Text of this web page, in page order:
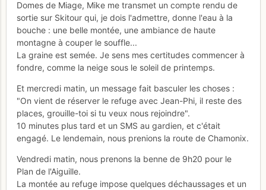
Domes de Miage, Mike me transmet un compte rendu de
sortie sur Skitour qui, je dois l'admettre, donne l'eau à la
bouche : une belle montée, une ambiance de haute
montagne à couper le souffle...
La graine est semée. Je sens mes certitudes commencer à
fondre, comme la neige sous le soleil de printemps.
Et mercredi matin, un message fait basculer les choses :
"On vient de réserver le refuge avec Jean-Phi, il reste des
places, grouille-toi si tu veux nous rejoindre".
10 minutes plus tard et un SMS au gardien, et c'était
engagé. Le lendemain, nous prenions la route de Chamonix.
Vendredi matin, nous prenons la benne de 9h20 pour le
Plan de l'Aiguille.
La montée au refuge impose quelques déchaussages et un